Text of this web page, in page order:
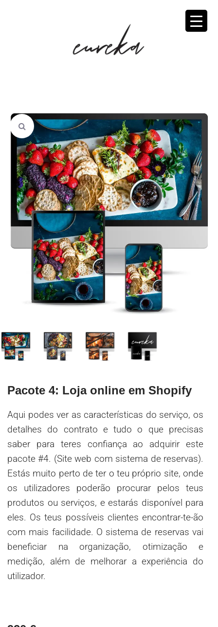
Pacote 4: Loja online em Shopify
Aqui podes ver as características do serviço, os
detalhes do contrato e tudo o que precisas
saber para teres confiança ao adquirir este
pacote #4. (Site web com sistema de reservas).
Estás muito perto de ter o teu próprio site, onde
os utilizadores poderão procurar pelos teus
produtos ou serviços, e estarás disponível para
eles. Os teus possíveis clientes encontrar-te-ão
com mais facilidade. O sistema de reservas vai
beneficiar na organização, otimização e
medição, além de melhorar a experiência do
utilizador.